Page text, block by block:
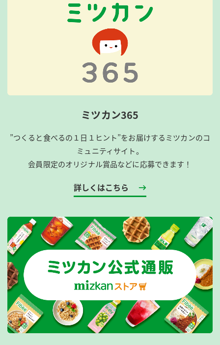
ミツカン365
”つくると食べるの１日１ヒント”をお届けするミツカンのコ
ミュニティサイト。
会員限定のオリジナル賞品などに応募できます！
詳しくはこちら